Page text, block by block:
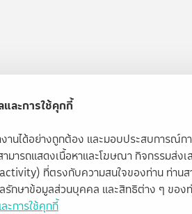
ละการใช้คุกกี้
งานได้อย่างถูกต้อง และมอบประสบการณ์ก
ามารถแสดงเนื้อหาและโฆษณา กิจกรรมส่งเ
ที่ตรงกับความสนใจของท่าน ท่านส
รักษาข้อมูลส่วนบุคคล และสิทธิต่าง ๆ ของ
ะการใช้คุกกี้